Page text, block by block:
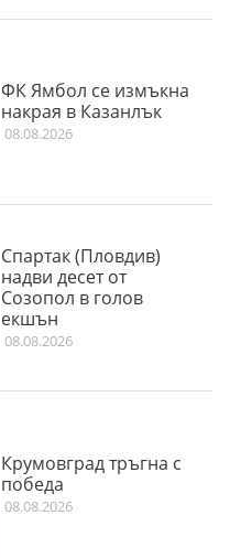
ФК Ямбол се измъкна
накрая в Казанлък
08.08.2026
Спартак (Пловдив)
надви десет от
Созопол в голов
екшън
08.08.2026
Крумовград тръгна с
победа
08.08.2026